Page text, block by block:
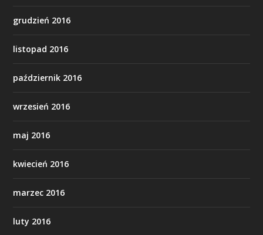
grudzień 2016
listopad 2016
październik 2016
wrzesień 2016
maj 2016
kwiecień 2016
marzec 2016
luty 2016